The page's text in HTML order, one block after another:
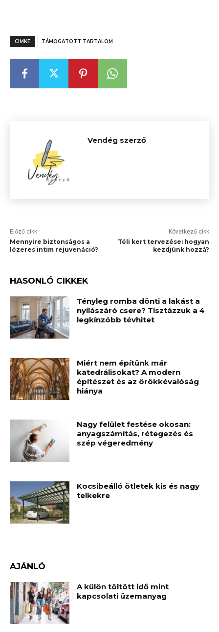
CIMKE TÁMOGATOTT TARTALOM
Vendég szerző
Előző cikk
Mennyire biztonságos a
lézeres intim rejuvenáció?
Következő cikk
Téli kert tervezése: hogyan
kezdjünk hozzá?
HASONLÓ CIKKEK
Tényleg romba dönti a lakást a
nyílászáró csere? Tisztázzuk a 4
legkínzóbb tévhitet
Miért nem építünk már
katedrálisokat? A modern
építészet és az örökkévalóság
hiánya
Nagy felület festése okosan:
anyagszámítás, rétegezés és
szép végeredmény
Kocsibeálló ötletek kis és nagy
telkekre
AJÁNLÓ
A külön töltött idő mint
kapcsolati üzemanyag